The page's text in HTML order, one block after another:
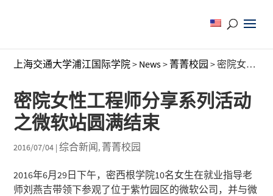
上海交通大学浦江国际学院> News>菁菁校园 > 密院女性工程师分享系列活动之微软站圆满结束
密院女性工程师分享系列活动
之微软站圆满结束
2016/07/04 |综合新闻, 菁菁校园
2016年6月29日下午，密西根学院10名女生在就业指导老
师刘燕吉带领下参观了位于紫竹园区的微软公司，并与微